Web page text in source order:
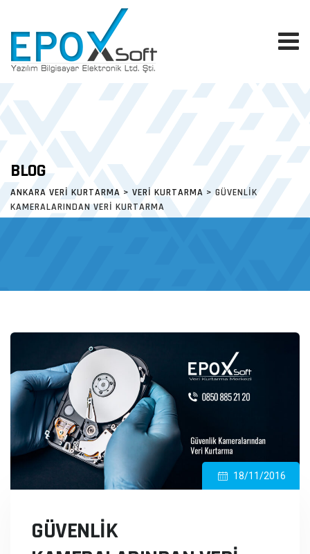
content
BLOG
ANKARA VERI KURTARMA > VERI KURTARMA > GÜVENLIK
KAMERALARINDAN VERI KURTARMA
18/11/2016
GÜVENLIK